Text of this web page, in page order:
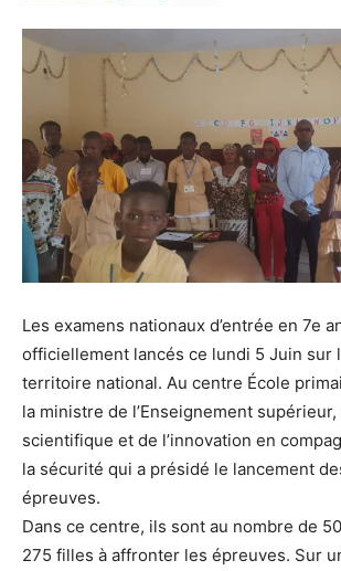
Les examens nationaux d’entrée en 7e
officiellement lancés ce lundi 5 Juin sur
territoire national. Au centre École
la ministre de l’Enseignement
scientifique et de l’innovation en
la sécurité qui a présidé le lancement
épreuves.
Dans ce centre, ils sont au nombre de
275 filles à affronter les épreuves. Sur